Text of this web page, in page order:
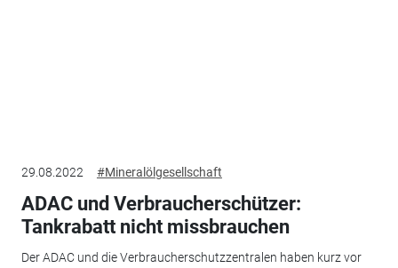
29.08.2022 #Mineralölgesellschaft
ADAC und Verbraucherschützer:
Tankrabatt nicht missbrauchen
Der ADAC und die Verbraucherschutzzentralen haben kurz vor